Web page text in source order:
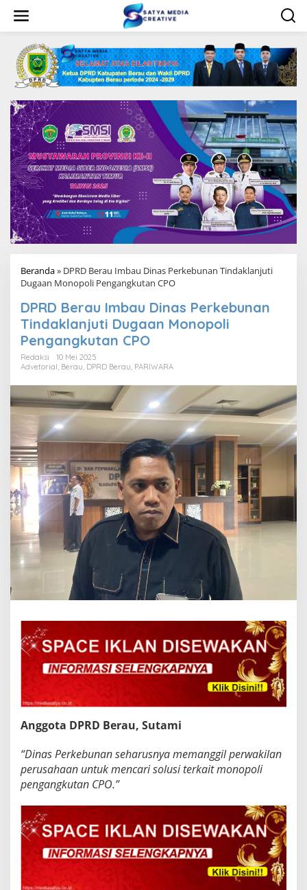
w
Beranda» DPRD Berau Imbau Dinas Perkebunan Tindaklanjuti
Dugaan Monopoli Pengangkutan CPO
DPRD Berau Imbau Dinas Perkebunan
Tindaklanjuti Dugaan Monopoli
Pengangkutan CPO
Redaksi
10 Mei 2025
Advetorial Berau DPRD Berau PARIWARA
Anggota DPRD Berau, Sutami
“Dinas Perkebunan seharusnya memanggil perwakilan
perusahaan untuk mencari solusi terkait monopoli
pengangkutan CPO.”